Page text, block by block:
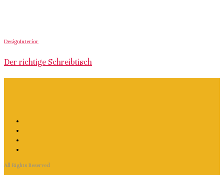
DesignInterior
Der richtige Schreibtisch
All Rights Reserved